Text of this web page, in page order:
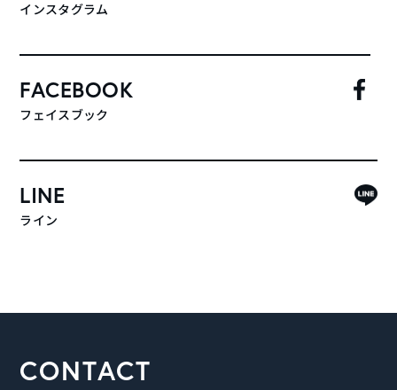
インスタグラム
FACEBOOK
フェイスブック
LINE
ライン
CONTACT